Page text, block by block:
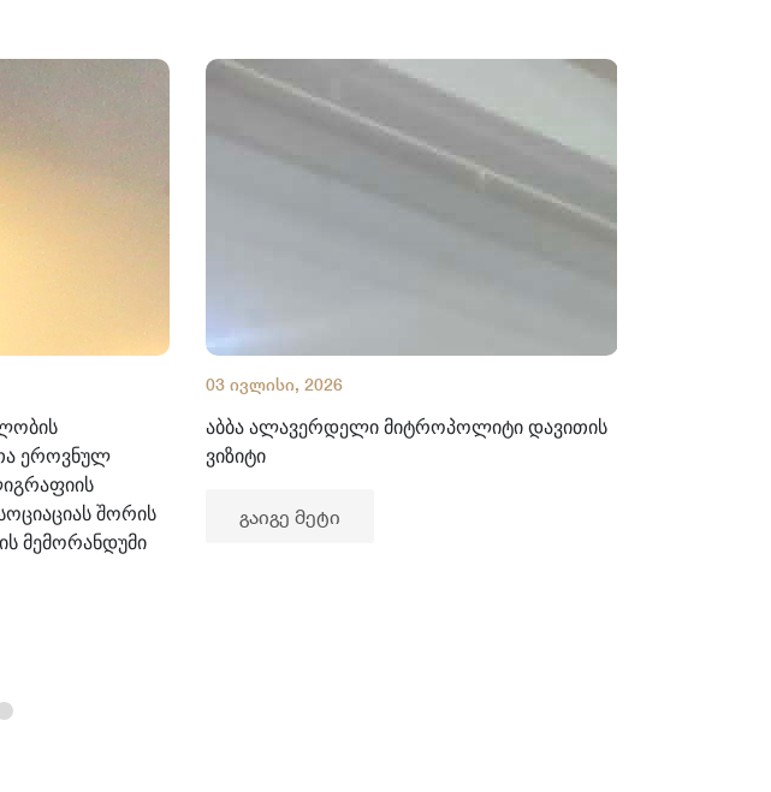
ეროვნულ
შორის
მემორანდუმი
03 ივლისი, 2026
აბბა ალავერდელი მიტროპოლიტი დავითის
ვიზიტი
გაიგე მეტი